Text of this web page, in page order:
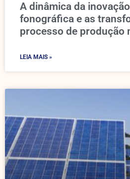
A dinâmica da
fonográfica e as
processo de produção
LEIA MAIS »